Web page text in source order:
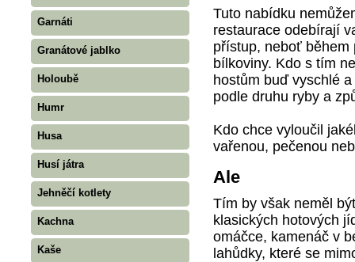
Garnáti
Granátové jablko
Holoubě
Humr
Husa
Husí játra
Jehněčí kotlety
Kachna
Kaše
Tuto nabídku
restaurace odebírají
přístup, neboť
bílkoviny. Kdo s tím
hostům buď vyschlé
podle druhu ryby a
Kdo chce vyloučil
vařenou, pečenou
Ale
Tím by však neměl
klasických hotových
omáčce, kamenáč v
lahůdky, které se